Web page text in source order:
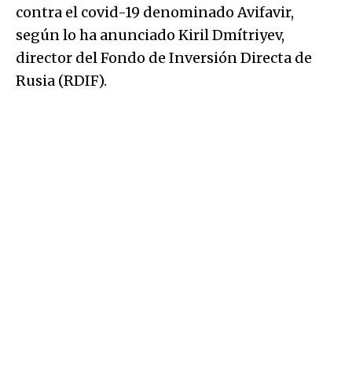
contra el covid-19 denominado Avifavir,
según lo ha anunciado Kiril Dmítriyev,
director del Fondo de Inversión Directa de
Rusia (RDIF).